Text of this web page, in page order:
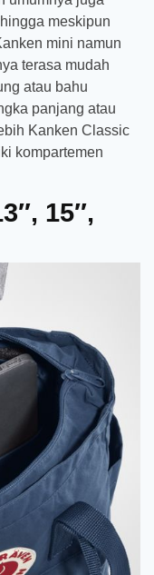
meskipun
mini namun
terasa mudah
atau bahu
panjang atau
Kanken Classic
kompartemen
15″,